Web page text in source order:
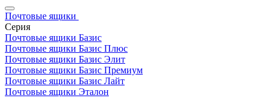
Почтовые ящики
Серия
Почтовые ящики Базис
Почтовые ящики Базис Плюс
Почтовые ящики Базис Элит
Почтовые ящики Базис Премиум
Почтовые ящики Базис Лайт
Почтовые ящики Эталон